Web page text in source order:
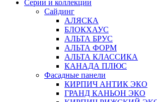
Серии и коллекции
Сайдинг
АЛЯСКА
БЛОКХАУС
АЛЬТА БРУС
АЛЬТА ФОРМ
АЛЬТА КЛАССИКА
КАНАДА ПЛЮС
Фасадные панели
КИРПИЧ АНТИК ЭКО
ГРАНД КАНЬОН ЭКО